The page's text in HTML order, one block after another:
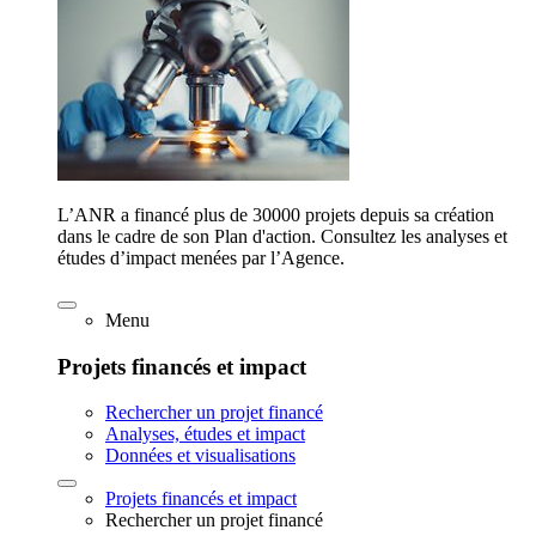
L’ANR a financé plus de 30000 projets depuis sa création
dans le cadre de son Plan d'action. Consultez les analyses et
études d’impact menées par l’Agence.
Menu
Projets financés et impact
Rechercher un projet financé
Analyses, études et impact
Données et visualisations
Projets financés et impact
Rechercher un projet financé